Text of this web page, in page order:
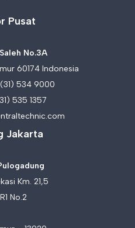
Pusat
No.3A
60174 Indonesia
534 9000
535 1357
Jakarta
Km. 21,5
No.2